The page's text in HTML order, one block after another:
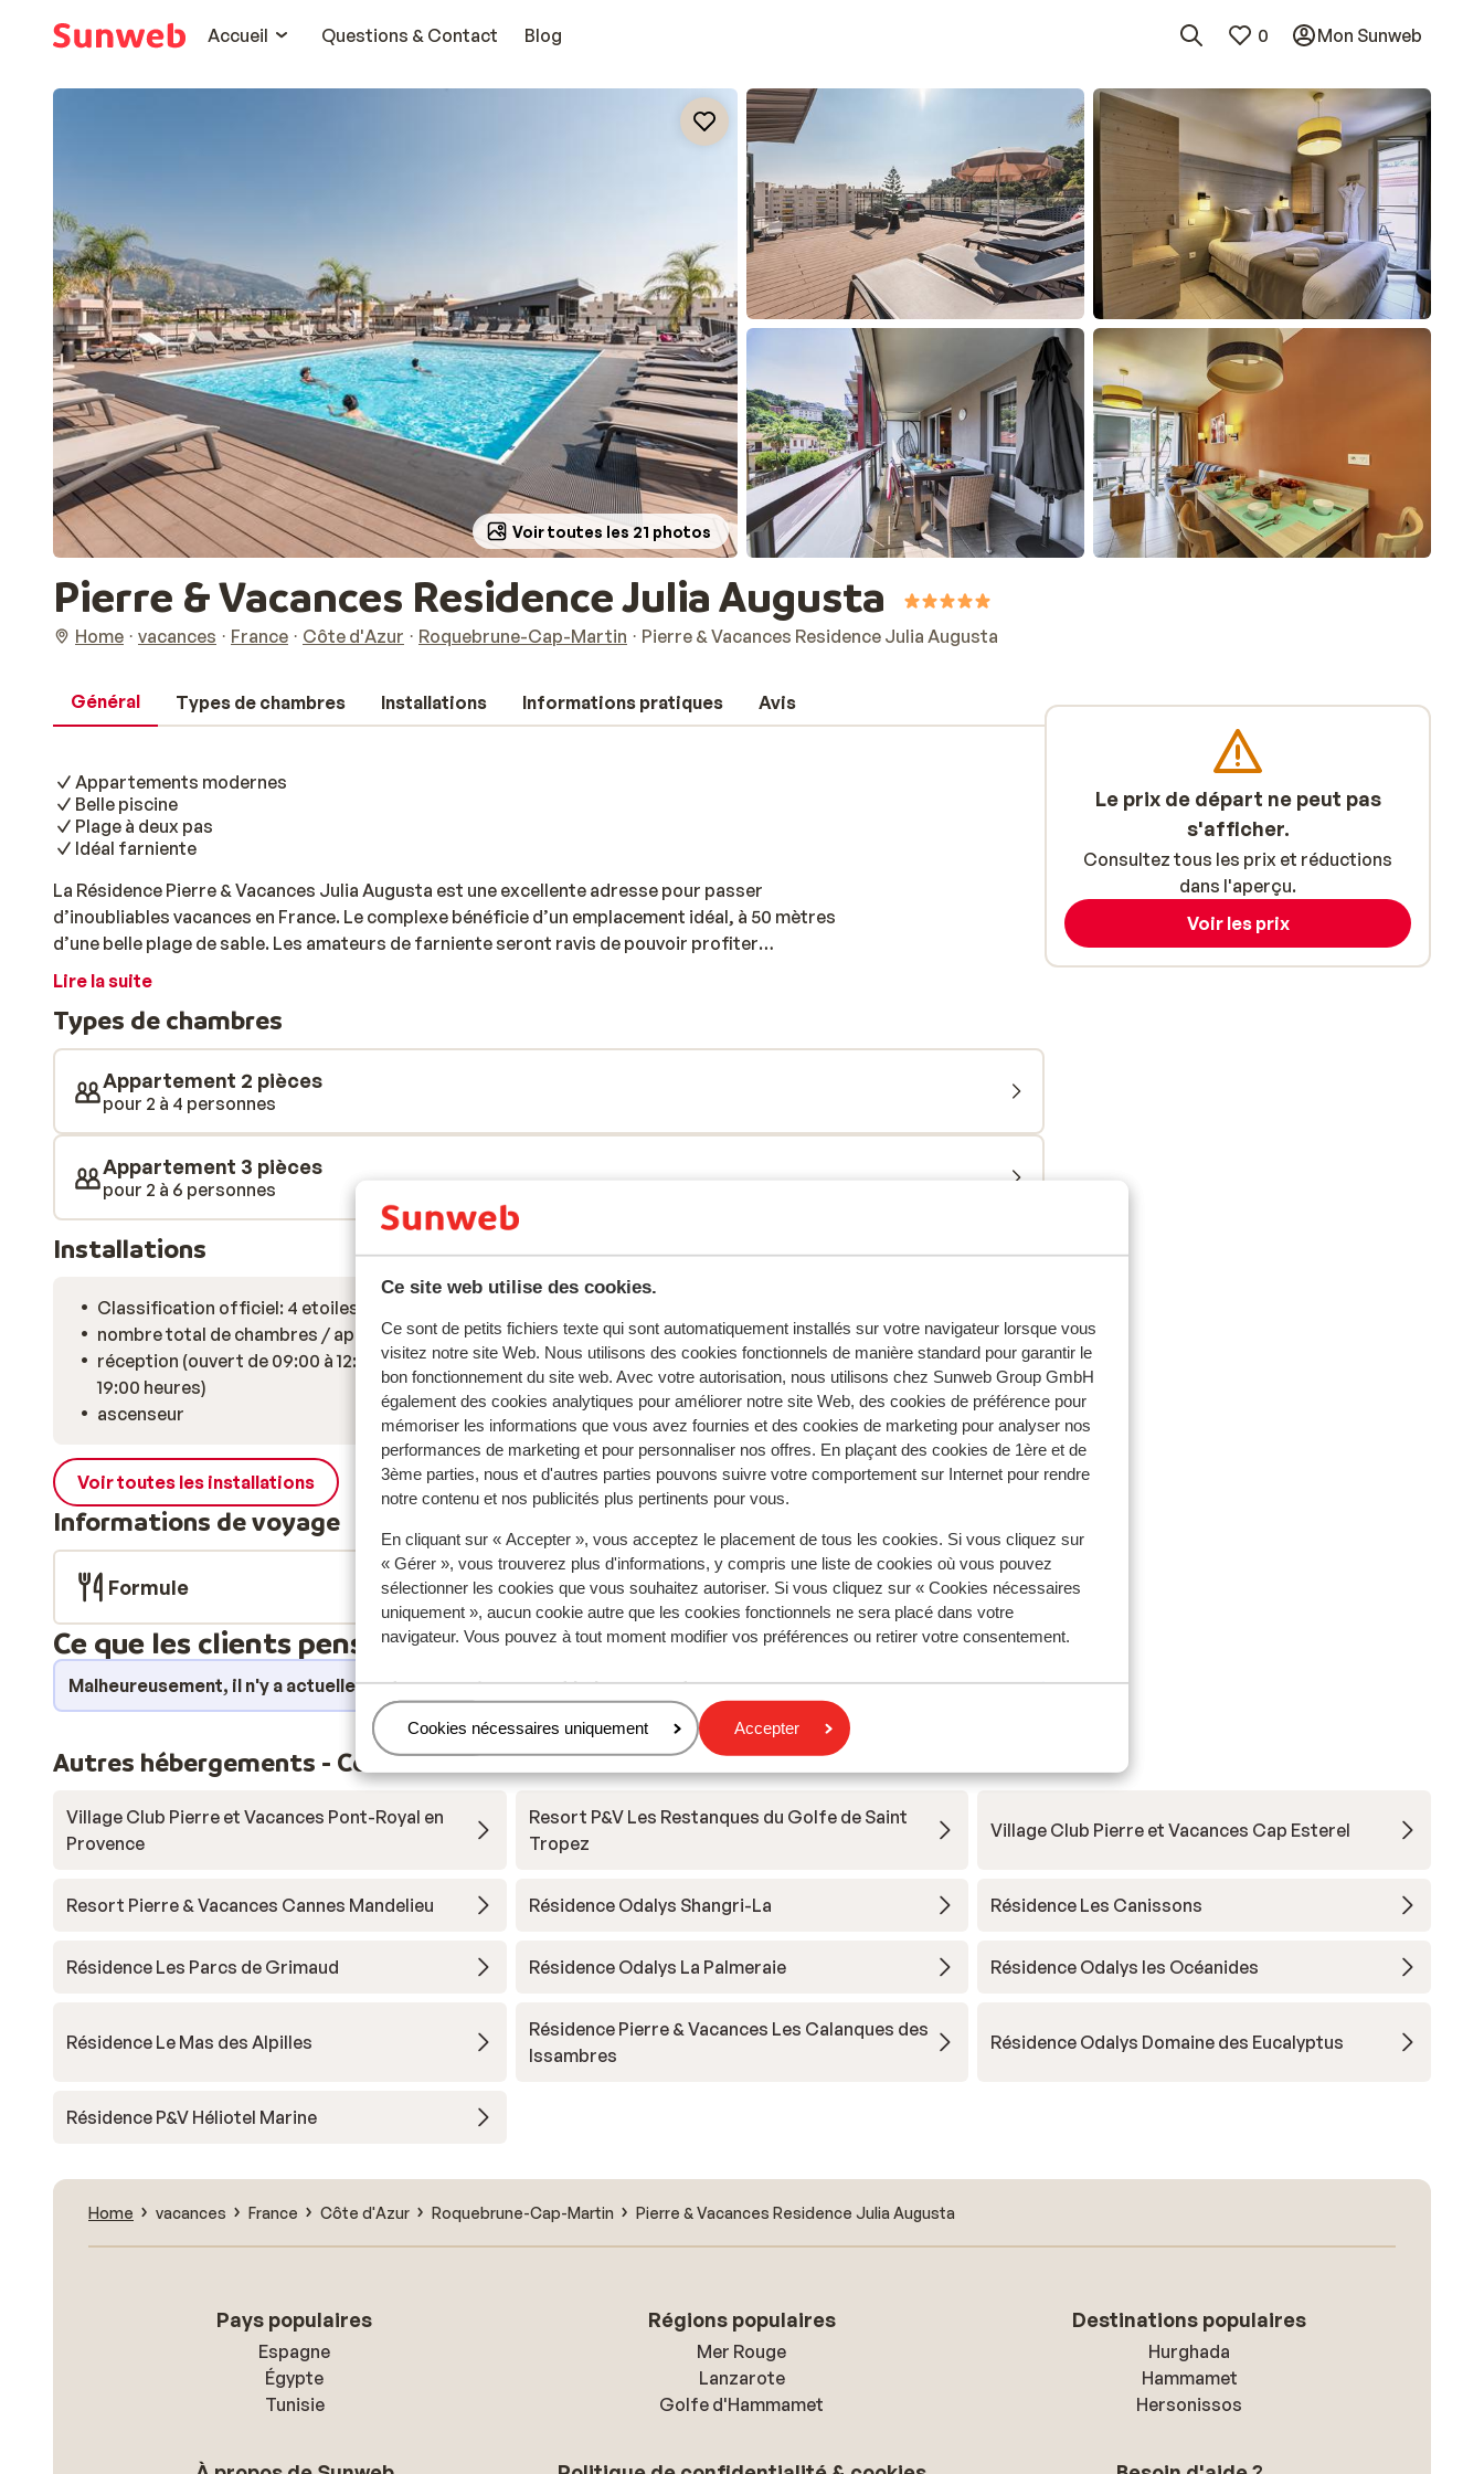
Ce site web utilise des cookies.
Ce sont de petits fichiers texte qui sont automatiquement installés sur votre navigateur lorsque vous
visitez notre site Web. Nous utilisons des cookies fonctionnels de manière standard pour garantir le
bon fonctionnement du site web. Avec votre autorisation, nous utilisons chez Sunweb Group GmbH
également des cookies analytiques pour améliorer notre site Web, des cookies de préférence pour
mémoriser les informations que vous avez fournies et des cookies de marketing pour analyser nos
performances de marketing et pour personnaliser nos offres. En plaçant des cookies de 1ère et de
3ème parties, nous et d'autres parties pouvons suivre votre comportement sur Internet pour rendre
notre contenu et nos publicités plus pertinents pour vous.
En cliquant sur « Accepter », vous acceptez le placement de tous les cookies. Si vous cliquez sur
« Gérer », vous trouverez plus d'informations, y compris une liste de cookies où vous pouvez
sélectionner les cookies que vous souhaitez autoriser. Si vous cliquez sur « Cookies nécessaires
uniquement », aucun cookie autre que les cookies fonctionnels ne sera placé dans votre
navigateur. Vous pouvez à tout moment modifier vos préférences ou retirer votre consentement.
Gérer
Cookies nécessaires uniquement Accepter
Accueil
Questions & Contact Blog 0 Mon Sunweb
Voir toutes les 21 photos
Pierre & Vacances Residence Julia Augusta
Home vacances France Côte d'Azur Roquebrune-Cap-Martin Pierre & Vacances Residence Julia Augusta
Général Types de chambres Installations Informations pratiques Avis
Appartements modernes
Belle piscine
Plage à deux pas
Idéal farniente
La Résidence Pierre & Vacances Julia Augusta est une excellente adresse pour passer
d’inoubliables vacances en France. Le complexe bénéficie d’un emplacement idéal, à 50 mètres
d’une belle plage de sable. Les amateurs de farniente seront ravis de pouvoir profiter
pleinement du soleil et de la mer. Le complexe possède une belle piscine extérieure, au bord de
spacieux et modernes. Vous vous y sentirez tout de suite à l’aise. Un superbe séjour ensoleillé
vous attend!
Lire la suite
Types de chambres
Appartement 2 pièces
pour 2 à 4 personnes
Appartement 3 pièces
pour 2 à 6 personnes
Installations
Classification officiel: 4 etoiles
nombre total de chambres / appartements: 70
réception (ouvert de 09:00 à 12:00 heures et de 14:00 à
19:00 heures)
ascenseur
parking (disponibilité limitée)
garage
points de charge de la voiture électrique
Voir toutes les installations
Informations de voyage
Formule
Ce que les clients pensent
Malheureusement, il n'y a actuellement aucun avis pour cet hébergement.
Le prix de départ ne peut pas
s'afficher.
Consultez tous les prix et réductions
dans l'aperçu.
Voir les prix
Autres hébergements - Côte d'Azur
Village Club Pierre et Vacances Pont-Royal en
Provence
Resort P&V Les Restanques du Golfe de Saint
Tropez
Village Club Pierre et Vacances Cap Esterel
Resort Pierre & Vacances Cannes Mandelieu Résidence Odalys Shangri-La Résidence Les Canissons
Résidence Les Parcs de Grimaud Résidence Odalys La Palmeraie Résidence Odalys les Océanides
Résidence Le Mas des Alpilles
Résidence Pierre & Vacances Les Calanques des
Issambres
Résidence Odalys Domaine des Eucalyptus
Résidence P&V Héliotel Marine
Home vacances France Côte d'Azur Roquebrune-Cap-Martin Pierre & Vacances Residence Julia Augusta
Pays populaires
Espagne
Égypte
Tunisie
Régions populaires
Mer Rouge
Lanzarote
Golfe d'Hammamet
Destinations populaires
Hurghada
Hammamet
Hersonissos